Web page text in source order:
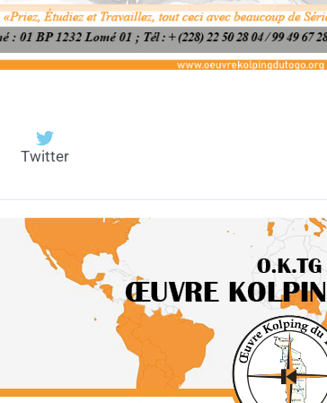
Twitter